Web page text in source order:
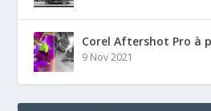
Corel Aftershot Pro à
9 Nov 2021